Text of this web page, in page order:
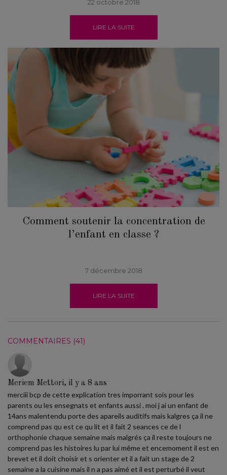
22 octobre 2018
LIRE LA SUITE
Comment soutenir la concentration de
l’enfant en classe ?
7 décembre 2018
LIRE LA SUITE
COMMENTAIRES (41)
Meriem Mettori, il y a 8 ans
merciii bcp de cette explication tres imporrant sois pour les
parents ou les ensegnats et enfants aussi . moi j ai un enfant de
14ans malentendu porte des apareils auditifs mais kalgres ça il ne
comprend pas qu est ce qu lit et il fait 2 seances ce de l
orthophonie chaque semaine mais malgrés ça il reste toujours ne
comprend pas les histoires lu par lui même et encemoment il est en
brevet et il doit choisir et s orienter et il a fait un stage de 2
semaine a la cuisine mais il n a pas aimé et il est perturbé il veut